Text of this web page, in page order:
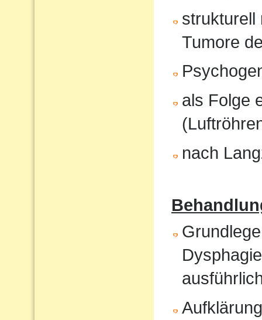
strukturell
Tumore
als Folge
nach